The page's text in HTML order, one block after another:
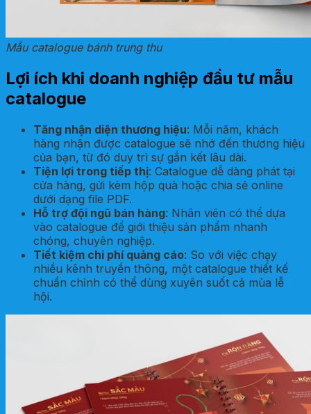
Mẫu catalogue bánh trung thu
Lợi ích khi doanh nghiệp đầu tư mẫu
catalogue
Tăng nhận diện thương hiệu: Mỗi năm, khách
hàng nhận được catalogue sẽ nhớ đến thương hiệu
của bạn, từ đó duy trì sự gắn kết lâu dài.
Tiện lợi trong tiếp thị: Catalogue dễ dàng phát tại
cửa hàng, gửi kèm hộp quà hoặc chia sẻ online
dưới dạng file PDF.
Hỗ trợ đội ngũ bán hàng: Nhân viên có thể dựa
vào catalogue để giới thiệu sản phẩm nhanh
chóng, chuyên nghiệp.
Tiết kiệm chi phí quảng cáo: So với việc chạy
nhiều kênh truyền thông, một catalogue thiết kế
chuẩn chỉnh có thể dùng xuyên suốt cả mùa lễ
hội.